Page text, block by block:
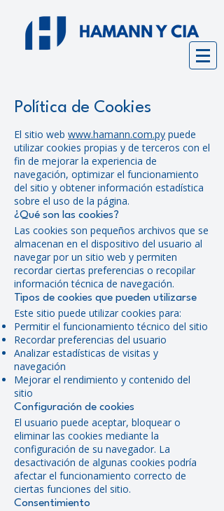
Política de Cookies
El sitio web www.hamann.com.py puede
utilizar cookies propias y de terceros con el
fin de mejorar la experiencia de
navegación, optimizar el funcionamiento
del sitio y obtener información estadística
sobre el uso de la página.
¿Qué son las cookies?
Las cookies son pequeños archivos que se
almacenan en el dispositivo del usuario al
navegar por un sitio web y permiten
recordar ciertas preferencias o recopilar
información técnica de navegación.
Tipos de cookies que pueden utilizarse
Este sitio puede utilizar cookies para:
Permitir el funcionamiento técnico del sitio
Recordar preferencias del usuario
Analizar estadísticas de visitas y
navegación
Mejorar el rendimiento y contenido del
sitio
Configuración de cookies
El usuario puede aceptar, bloquear o
eliminar las cookies mediante la
configuración de su navegador. La
desactivación de algunas cookies podría
afectar el funcionamiento correcto de
ciertas funciones del sitio.
Consentimiento